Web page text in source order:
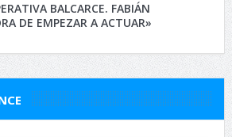
BALCARCE. FABIÁN
DE EMPEZAR A ACTUAR»